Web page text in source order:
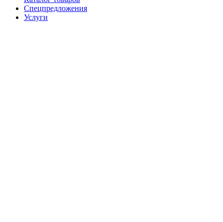
Спецпредложения
Услуги